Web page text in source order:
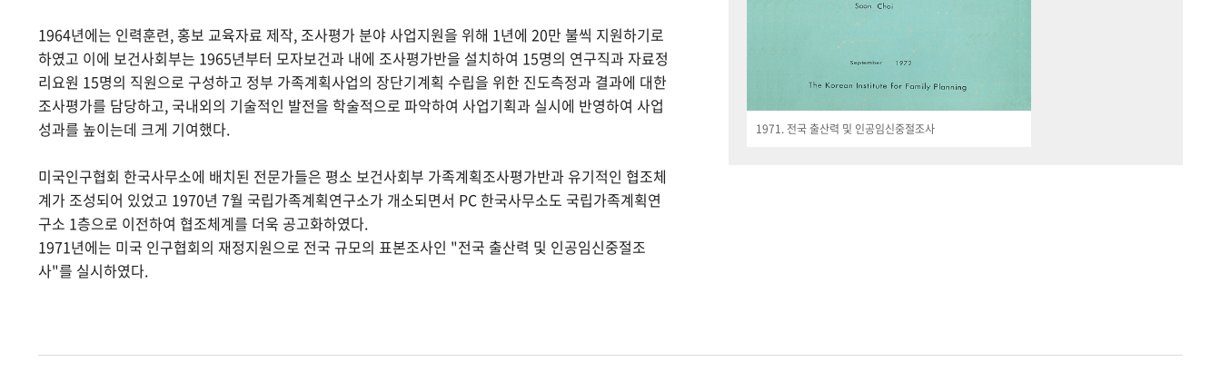
1964년에는 인력훈련, 홍보 교육자료 제작, 조사평가 분야 사업지원을 위해 1년에 20만 불씩 지원하기로
하였고 이에 보건사회부는 1965년부터 모자보건과 내에 조사평가반을 설치하여 15명의 연구직과 자료정
리요원 15명의 직원으로 구성하고 정부 가족계획사업의 장단기계획 수립을 위한 진도측정과 결과에 대한
조사평가를 담당하고, 국내외의 기술적인 발전을 학술적으로 파악하여 사업기획과 실시에 반영하여 사업
성과를 높이는데 크게 기여했다.
미국인구협회 한국사무소에 배치된 전문가들은 평소 보건사회부 가족계획조사평가반과 유기적인 협조체
계가 조성되어 있었고 1970년 7월 국립가족계획연구소가 개소되면서 PC 한국사무소도 국립가족계획연
구소 1층으로 이전하여 협조체계를 더욱 공고화하였다.
1971년에는 미국 인구협회의 재정지원으로 전국 규모의 표본조사인 "전국 출산력 및 인공임신중절조
사"를 실시하였다.
1971. 전국 출산력 및 인공임신중절조사